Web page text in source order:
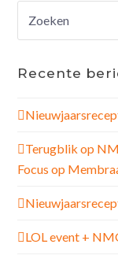
Recente
Terugblik op
Focus op
LOL event +